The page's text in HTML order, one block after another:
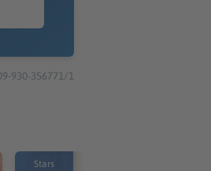
930-356771/1
Stars